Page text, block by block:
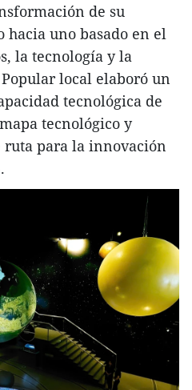
de su
uno basado en el
la tecnología y la
local elaboró un
tecnológica de
tecnológico y
ruta para la innovación